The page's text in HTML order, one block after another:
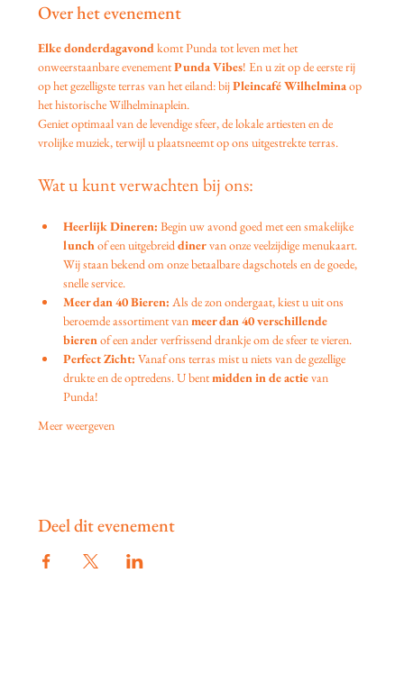
Over het evenement
Elke donderdagavond komt Punda tot leven met het
onweerstaanbare evenement Punda Vibes! En u zit op de eerste rij
op het gezelligste terras van het eiland: bij Pleincafé Wilhelmina op
het historische Wilhelminaplein.
Geniet optimaal van de levendige sfeer, de lokale artiesten en de
vrolijke muziek, terwijl u plaatsneemt op ons uitgestrekte terras.
Wat u kunt verwachten bij ons:
Heerlijk Dineren: Begin uw avond goed met een smakelijke
lunch of een uitgebreid diner van onze veelzijdige menukaart.
Wij staan bekend om onze betaalbare dagschotels en de goede,
snelle service.
Meer dan 40 Bieren: Als de zon ondergaat, kiest u uit ons
beroemde assortiment van meer dan 40 verschillende
bieren of een ander verfrissend drankje om de sfeer te vieren.
Perfect Zicht: Vanaf ons terras mist u niets van de gezellige
drukte en de optredens. U bent midden in de actie van
Punda!
Meer weergeven
Deel dit evenement